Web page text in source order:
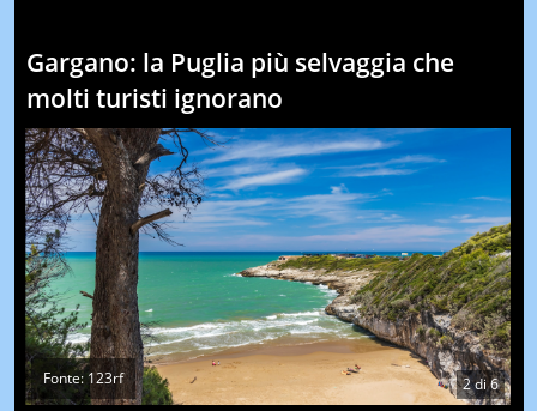
Gargano: la Puglia più selvaggia che
molti turisti ignorano
2di6
Fonte: 123rf